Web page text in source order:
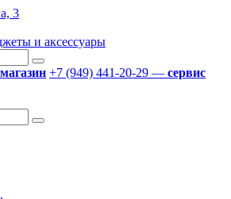
3
магазин +7 (949) 441-20-29 — сервис